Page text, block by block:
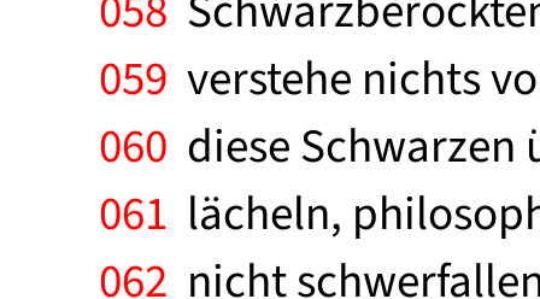
059 verstehe nichts
060 diese
061 lächeln,
062 nicht